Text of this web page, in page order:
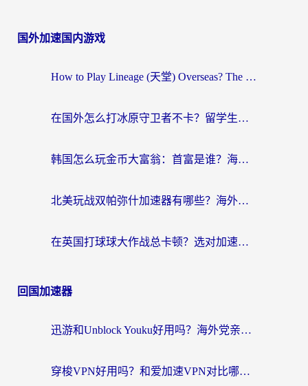
国外加速国内游戏
How to Play Lineage (天堂) Overseas? The Ultimate Guide to Choosing the Best Chinese Server Game Accelerator (在国外打天堂加速器)
在国外怎么打冰原守卫者不卡？留学生亲测的国服游戏加速指南
韩国怎么玩金币大富翁：首富是谁？海外党国服游戏加速全攻略
北美玩战双帕弥什加速器有哪些？海外党亲测好用的国服加速指南
在英国打球球大作战总卡顿？选对加速器让你告别延迟（附实测攻略）
回国加速器
迅游和Unblock Youku好用吗？海外党亲测：3个维度教你选对回国加速器
穿梭VPN好用吗？和爱加速VPN对比哪个回国效果更好？海外党必看的实用指南